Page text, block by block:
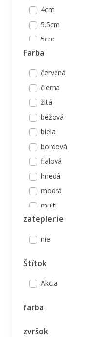
4cm
5.5cm
5cm
6
6.5cm
6cm
7.5cm
7cm
8.5cm
8cm
9.5cm
9cm
Farba
červená
čierna
žltá
béžová
biela
bordová
fialová
hnedá
modrá
multi
rúžová
sivá
zelená
zlatá
zateplenie
nie
Štítok
Akcia
farba
zvršok